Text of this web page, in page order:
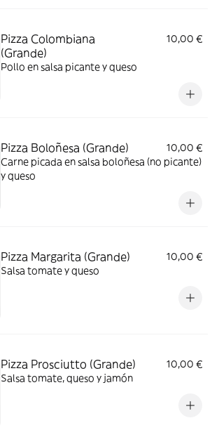
Pizza Colombiana
(Grande)
10,00 €
Pollo en salsa picante y queso
Pizza Boloñesa (Grande)
10,00 €
Carne picada en salsa boloñesa (no picante)
y queso
Pizza Margarita (Grande)
10,00 €
Salsa tomate y queso
Pizza Prosciutto (Grande)
10,00 €
Salsa tomate, queso y jamón